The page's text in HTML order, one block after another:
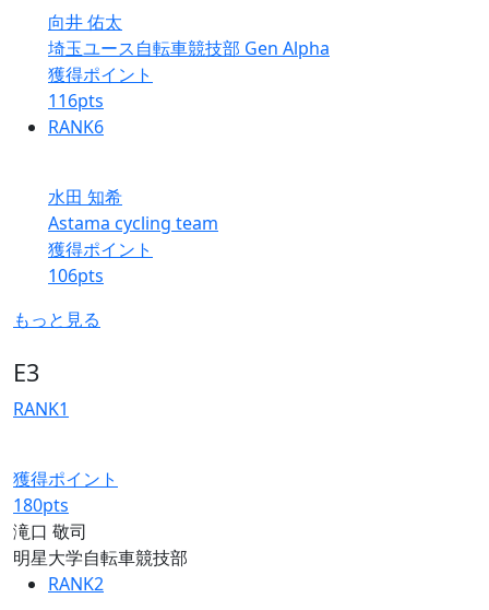
向井 佑太
埼玉ユース自転車競技部 Gen Alpha
獲得ポイント
116pts
RANK6
水田 知希
Astama cycling team
獲得ポイント
106pts
もっと見る
E3
RANK1
獲得ポイント
180pts
滝口 敬司
明星大学自転車競技部
RANK2